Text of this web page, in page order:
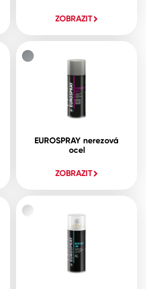
ZOBRAZIT
EUROSPRAY nerezová
ocel
ZOBRAZIT